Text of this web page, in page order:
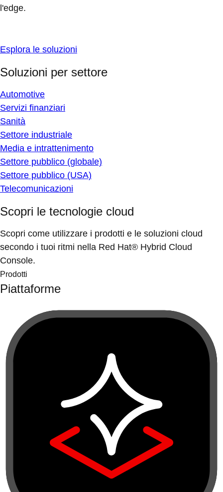
l'edge.
Esplora le soluzioni
Soluzioni per settore
Automotive
Servizi finanziari
Sanità
Settore industriale
Media e intrattenimento
Settore pubblico (globale)
Settore pubblico (USA)
Telecomunicazioni
Scopri le tecnologie cloud
Scopri come utilizzare i prodotti e le soluzioni cloud
secondo i tuoi ritmi nella Red Hat® Hybrid Cloud
Console.
Prodotti
Piattaforme